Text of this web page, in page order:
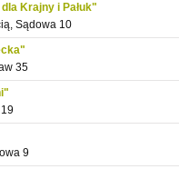
Krajny i Pałuk"
Sądowa 10
35
9